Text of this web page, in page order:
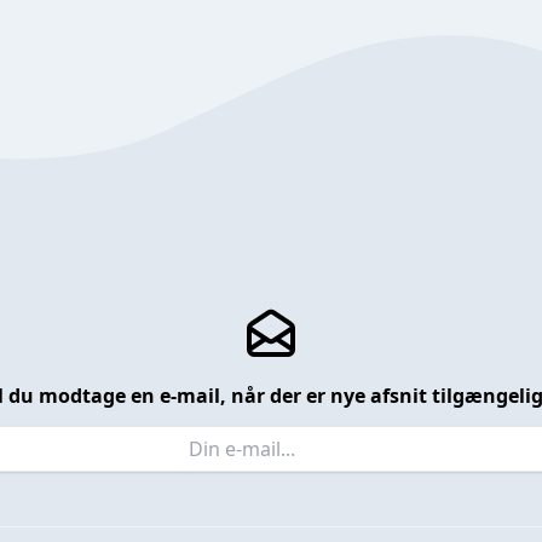
du modtage en e-mail, når der er nye afsnit